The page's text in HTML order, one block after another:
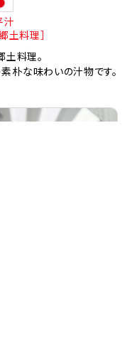
汁
土料理］
料理。
朴な味わいの汁物です。